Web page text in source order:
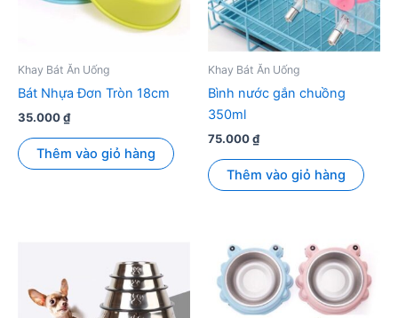
Khay Bát Ăn Uống
Bát Nhựa Đơn Tròn 18cm
35.000₫
Thêm vào giỏ hàng
Khay Bát Ăn Uống
Bình nước gắn chuồng
350ml
75.000₫
Thêm vào giỏ hàng